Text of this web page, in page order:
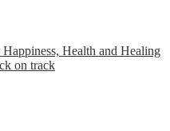
Health and Healing
on track